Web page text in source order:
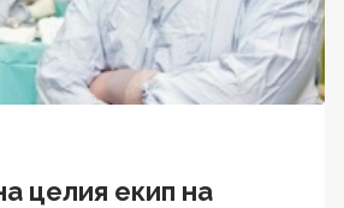
целия екип на